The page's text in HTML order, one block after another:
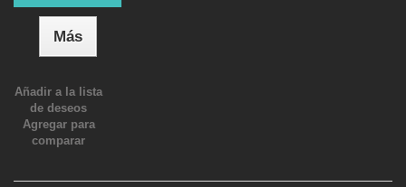
Más
Añadir a la lista
de deseos
Agregar para
comparar